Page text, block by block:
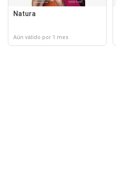
Natura
Aún válido por 1 mes